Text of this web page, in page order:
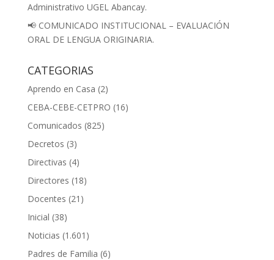
Administrativo UGEL Abancay.
📢 COMUNICADO INSTITUCIONAL – EVALUACIÓN
ORAL DE LENGUA ORIGINARIA.
CATEGORIAS
Aprendo en Casa (2)
CEBA-CEBE-CETPRO (16)
Comunicados (825)
Decretos (3)
Directivas (4)
Directores (18)
Docentes (21)
Inicial (38)
Noticias (1.601)
Padres de Familia (6)